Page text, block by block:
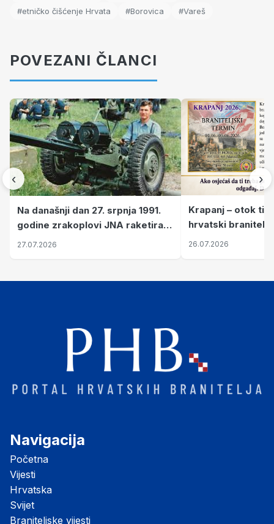
#etničko čišćenje Hrvata
#Borovica #Vareš
POVEZANI ČLANCI
‹
Na današnji dan 27. srpnja 1991.
godine zrakoplovi JNA raketirali
su vojarnu i obučni centar "Nikola
27.07.2026
Krapanj – otok
hrvatski branitelji
pronalaze mir
26.07.2026
›
Navigacija
Početna
Vijesti
Hrvatska
Svijet
Braniteljske vijesti